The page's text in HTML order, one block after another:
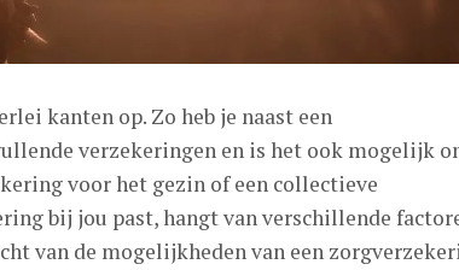
kanten op. Zo heb je naast een
verzekeringen en is het ook mogelijk
voor het gezin of een collectieve
bij jou past, hangt van verschillende
van de mogelijkheden van een